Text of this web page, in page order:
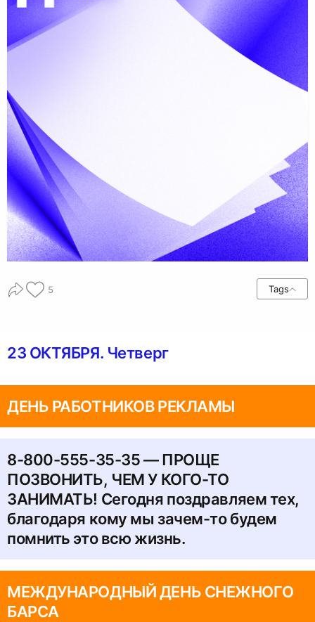
5 Tags
23 ОКТЯБРЯ. Четверг
ДЕНЬ РАБОТНИКОВ РЕКЛАМЫ
8-800-555-35-35 — ПРОЩЕ
ПОЗВОНИТЬ, ЧЕМ У КОГО-ТО
ЗАНИМАТЬ! Сегодня поздравляем тех,
благодаря кому мы зачем-то будем
помнить это всю жизнь.
МЕЖДУНАРОДНЫЙ ДЕНЬ СНЕЖНОГО
БАРСА